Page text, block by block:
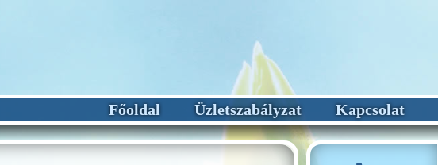
Főoldal Üzletszabályzat Kapcsolat